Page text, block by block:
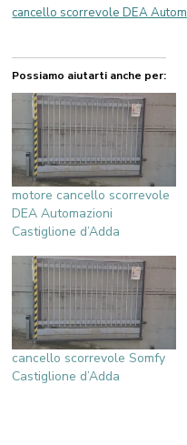
cancello scorrevole DEA
Possiamo aiutarti anche per:
motore cancello scorrevole
DEA Automazioni
Castiglione d’Adda
cancello scorrevole Somfy
Castiglione d’Adda